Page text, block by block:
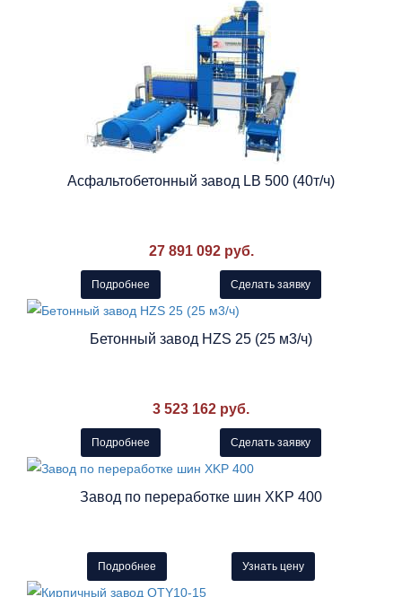
Асфальтобетонный завод LB 500 (40т/ч)
27 891 092 руб.
Подробнее Сделать заявку
Бетонный завод HZS 25 (25 м3/ч)
3 523 162 руб.
Подробнее Сделать заявку
Завод по переработке шин XKP 400
Подробнее Узнать цену